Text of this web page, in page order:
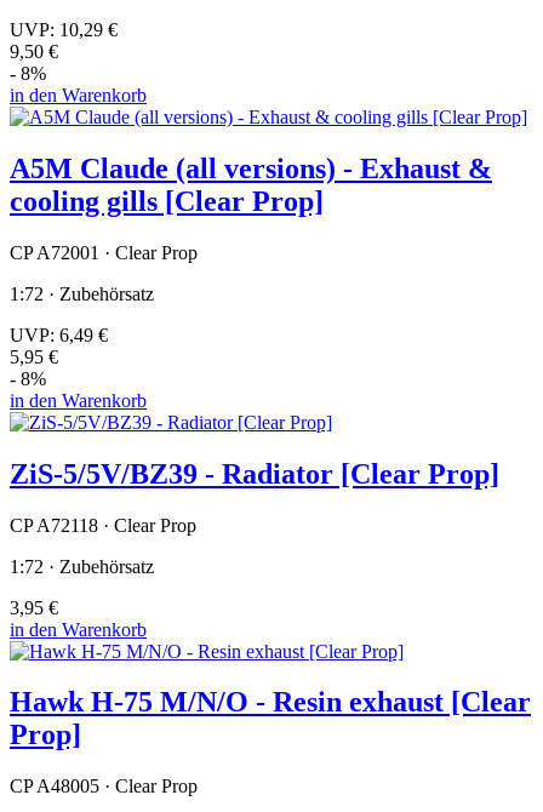
UVP: 10,29 €
9,50 €
- 8%
in den Warenkorb
A5M Claude (all versions) - Exhaust &
cooling gills [Clear Prop]
CP A72001 · Clear Prop
1:72 · Zubehörsatz
UVP: 6,49 €
5,95 €
- 8%
in den Warenkorb
ZiS-5/5V/BZ39 - Radiator [Clear Prop]
CP A72118 · Clear Prop
1:72 · Zubehörsatz
3,95 €
in den Warenkorb
Hawk H-75 M/N/O - Resin exhaust [Clear
Prop]
CP A48005 · Clear Prop